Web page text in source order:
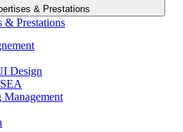
& Prestations
& Prestations
Design